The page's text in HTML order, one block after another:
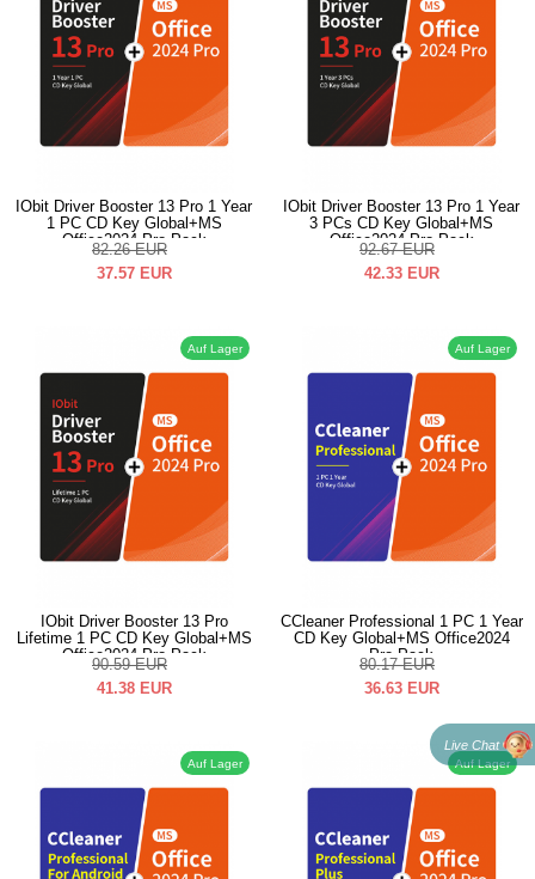
IObit Driver Booster 13 Pro 1 Year
1 PC CD Key Global+MS
Office2024 Pro Pack
82.26 EUR
37.57 EUR
IObit Driver Booster 13 Pro 1 Year
3 PCs CD Key Global+MS
Office2024 Pro Pack
92.67 EUR
42.33 EUR
Auf Lager
IObit Driver Booster 13 Pro
Lifetime 1 PC CD Key Global+MS
Office2024 Pro Pack
90.59 EUR
41.38 EUR
Auf Lager
CCleaner Professional 1 PC 1 Year
CD Key Global+MS Office2024
Pro Pack
80.17 EUR
36.63 EUR
Auf Lager Auf Lager
Live Chat